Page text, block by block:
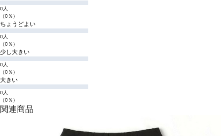
0人
（0％）
ちょうどよい
0人
（0％）
少し大きい
0人
（0％）
大きい
0人
（0％）
関連商品